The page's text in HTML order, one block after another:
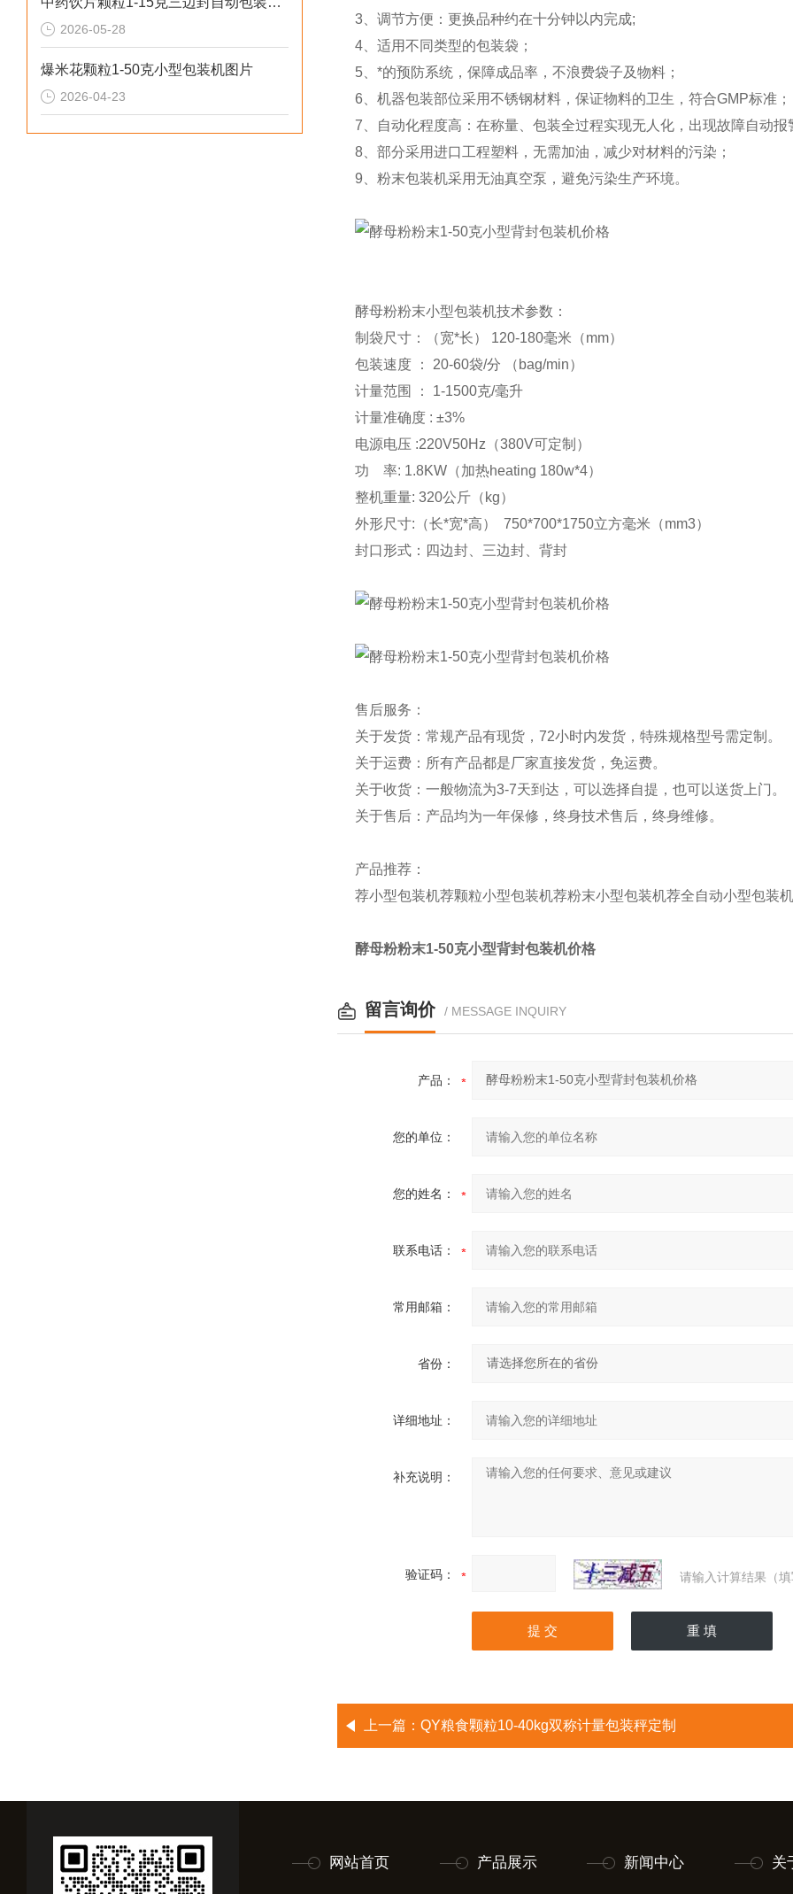
2026-05-28
爆米花颗粒1-50克小型包装机图片
2026-04-23
3、调节方便：更换品种约在十分钟以内完成;
4、适用不同类型的包装袋；
5、*的预防系统，保障成品率，不浪费袋子及物料；
6、机器包装部位采用不锈钢材料，保证物料的卫生，符合GMP标准；
7、自动化程度高：在称量、包装全过程实现无人化，出现故障自动报
8、部分采用进口工程塑料，无需加油，减少对材料的污染；
9、粉末包装机采用无油真空泵，避免污染生产环境。
酵母粉粉末小型包装机技术参数：
制袋尺寸：（宽*长） 120-180毫米（mm）
包装速度 ： 20-60袋/分 （bag/min）
计量范围 ： 1-1500克/毫升
计量准确度 : ±3%
电源电压 :220V50Hz（380V可定制）
功 率: 1.8KW（加热heating 180w*4）
整机重量: 320公斤（kg）
外形尺寸:（长*宽*高） 750*700*1750立方毫米（mm3）
封口形式：四边封、三边封、背封
售后服务：
关于发货：常规产品有现货，72小时内发货，特殊规格型号需定制。
关于运费：所有产品都是厂家直接发货，免运费。
关于收货：一般物流为3-7天到达，可以选择自提，也可以送货上门。
关于售后：产品均为一年保修，终身技术售后，终身维修。
产品推荐：
荐小型包装机荐颗粒小型包装机荐粉末小型包装机荐全自动小型包装机
酵母粉粉末1-50克小型背封包装机价格
留言询价 / MESSAGE INQUIRY
产品：
您的单位：
您的姓名：
联系电话：
常用邮箱：
省份：
详细地址：
补充说明：
验证码： 请输入计算结果（
上一篇： QY粮食颗粒10-40kg双称计量包装秤定制
网站首页 产品展示 新闻中心 关